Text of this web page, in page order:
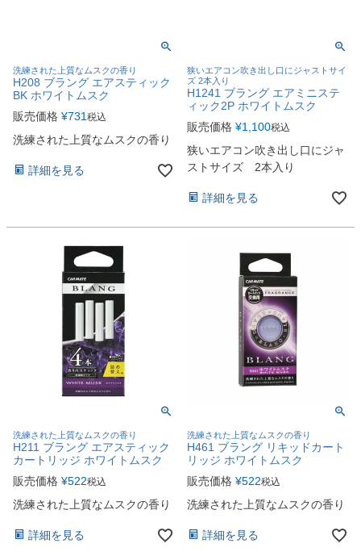
洗練された上質なムスクの香り
H208 ブラング エアスティック
BK ホワイトムスク
販売価格 ¥731 税込
洗練された上質なムスクの香り
詳細を見る
狭いエアコン吹き出し口にジャストサイ
ズ 2本入り
H1241 ブラング エアミニステ
ィック2P ホワイトムスク
販売価格 ¥1,100税込
狭いエアコン吹き出し口にジャ
ストサイズ 2本入り
詳細を見る
洗練された上質なムスクの香り
H211 ブラング エアスティック
カートリッジ ホワイトムスク
販売価格 ¥522税込
洗練された上質なムスクの香り
詳細を見る
洗練された上質なムスクの香り
H461 ブラング リキッドカート
リッジ ホワイトムスク
販売価格 ¥522税込
洗練された上質なムスクの香り
詳細を見る